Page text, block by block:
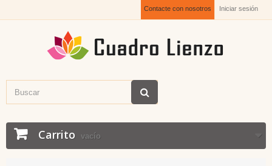
Iniciar sesión
Contacte con nosotros
Carrito vacío